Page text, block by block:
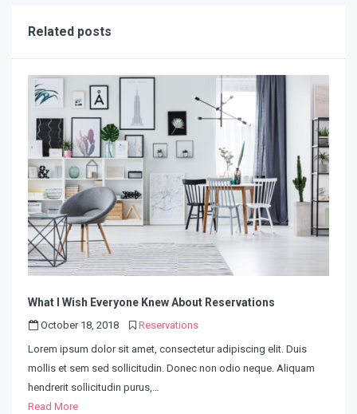
Related posts
What I Wish Everyone Knew About Reservations
October 18, 2018
Reservations
Lorem ipsum dolor sit amet, consectetur adipiscing elit. Duis
mollis et sem sed sollicitudin. Donec non odio neque. Aliquam
hendrerit sollicitudin purus,…
Read More